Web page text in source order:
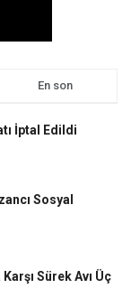
En son
İptal Edildi
Sosyal
Sürek Avı Üç